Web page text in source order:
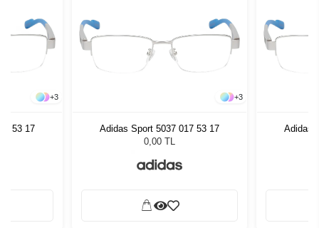
+3
53 17
+3
Adidas Sport 5037 017 53 17
0,00 TL
Adidas